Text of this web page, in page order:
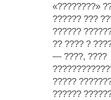
«????????»
?????? ???
??????
?? ???? ?
— ????, ????
?????
??????